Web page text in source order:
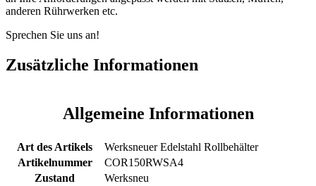
anderen Rührwerken etc.
Sprechen Sie uns an!
Zusätzliche Informationen
Allgemeine Informationen
Art des Artikels
Werksneuer Edelstahl Rollbehälter
Artikelnummer
COR150RWSA4
Zustand
Werksneu